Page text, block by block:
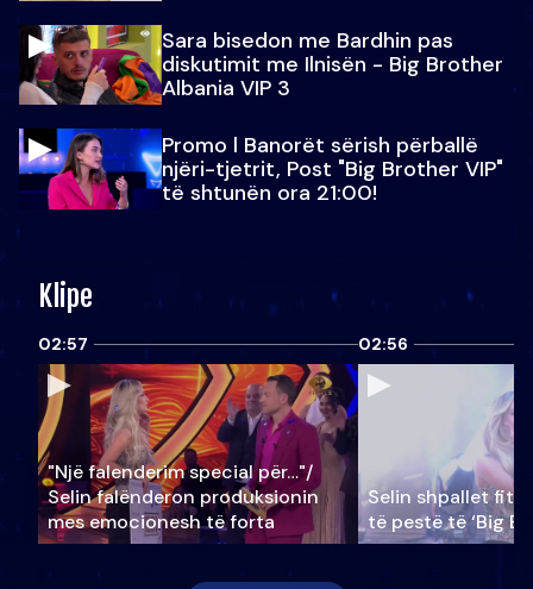
Sara bisedon me Bardhin pas
diskutimit me Ilnisën - Big Brother
Albania VIP 3
Promo l Banorët sërish përballë
njëri-tjetrit, Post "Big Brother VIP"
të shtunën ora 21:00!
Klipe
02:57
"Një falenderim special për…"/
Selin falënderon produksionin
mes emocionesh të forta
02:56
Selin shpallet
të pestë të ‘Big